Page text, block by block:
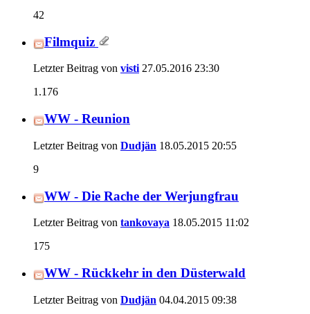
42
Filmquiz
Letzter Beitrag von visti27.05.2016 23:30
1.176
WW - Reunion
Letzter Beitrag von Dudjän 18.05.2015 20:55
9
WW - Die Rache der Werjungfrau
Letzter Beitrag von tankovaya 18.05.2015 11:02
175
WW - Rückkehr in den Düsterwald
Letzter Beitrag von Dudjän 04.04.2015 09:38